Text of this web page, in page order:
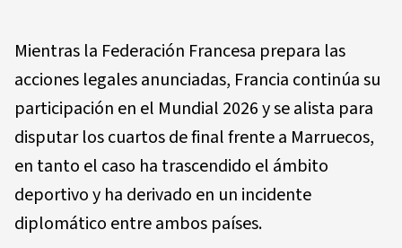
Mientras la Federación Francesa prepara las
acciones legales anunciadas, Francia continúa su
participación en el Mundial 2026 y se alista para
disputar los cuartos de final frente a Marruecos,
en tanto el caso ha trascendido el ámbito
deportivo y ha derivado en un incidente
diplomático entre ambos países.